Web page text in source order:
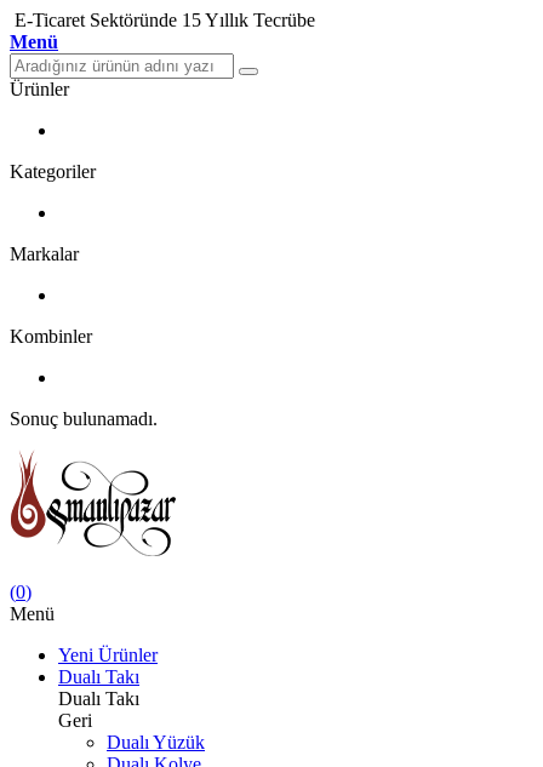
E-Ticaret Sektöründe 15 Yıllık Tecrübe
Menü
Ürünler
Kategoriler
Markalar
Kombinler
Sonuç bulunamadı.
(0)
Menü
Yeni Ürünler
Dualı Takı
Dualı Takı
Geri
Dualı Yüzük